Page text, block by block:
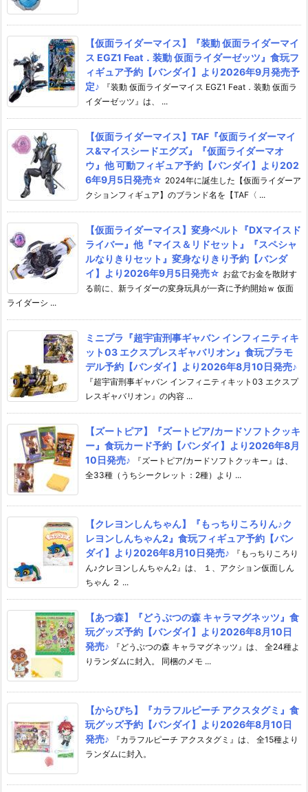
【仮面ライダーマイス】『装動 仮面ライダーマイ
ス EGZ1 Feat．装動 仮面ライダーゼッツ』食玩フ
ィギュア予約【バンダイ】より2026年9月発売予
定♪
『装動 仮面ライダーマイス EGZ1 Feat．装動 仮面ラ
イダーゼッツ』は、 ...
【仮面ライダーマイス】TAF『仮面ライダーマイ
ス&マイスシードエグズ』『仮面ライダーマオ
ウ』他 可動フィギュア予約【バンダイ】より202
6年9月5日発売☆ 2024年に誕生した【仮面ライダーア
クションフィギュア】のブランド名を【TAF〈 ...
【仮面ライダーマイス】変身ベルト『DXマイスド
ライバー』他『マイス＆リドセット』『スペシャ
ルなりきりセット』変身なりきり予約【バンダ
イ】より2026年9月5日発売☆ お盆でお金を散財す
る前に、新ライダーの変身玩具が一斉に予約開始ｗ 仮面
ライダーシ ...
ミニプラ『超宇宙刑事ギャバン インフィニティキ
ット03 エクスプレスギャバリオン』食玩プラモ
デル予約【バンダイ】より2026年8月10日発売♪
『超宇宙刑事ギャバン インフィニティキット03 エクスプ
レスギャバリオン』の内容 ...
【ズートピア】『ズートピア/カードソフトクッキ
ー』食玩カード予約【バンダイ】より2026年8月
10日発売♪
『ズートピア/カードソフトクッキー』は、
全33種（うちシークレット：2種）より ...
【クレヨンしんちゃん】『もっちりころりん♪ク
レヨンしんちゃん2』食玩フィギュア予約【バン
ダイ】より2026年8月10日発売♪
『もっちりころり
ん♪クレヨンしんちゃん2』は、 １、アクション仮面しん
ちゃん ２ ...
【あつ森】『どうぶつの森 キャラマグネッツ』食
玩グッズ予約【バンダイ】より2026年8月10日
発売♪
『どうぶつの森 キャラマグネッツ』は、 全24種よ
りランダムに封入。 同梱のメモ ...
【からぴち】『カラフルピーチ アクスタグミ』食
玩グッズ予約【バンダイ】より2026年8月10日
発売♪
『カラフルピーチ アクスタグミ』は、 全15種より
ランダムに封入。